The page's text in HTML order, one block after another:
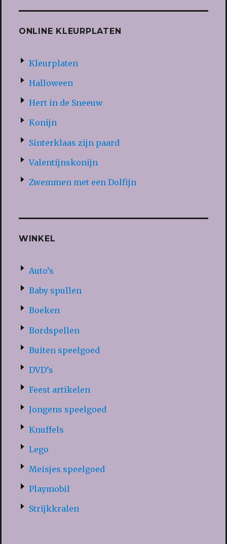
ONLINE KLEURPLATEN
Kleurplaten
Halloween
Hert in de Sneeuw
Konijn
Sinterklaas zijn paard
Valentijnskonijn
Zwemmen met een Dolfijn
WINKEL
Auto’s
Baby spullen
Boeken
Bordspellen
Buiten speelgoed
DVD’s
Feest artikelen
Jongens speelgoed
Knuffels
Lego
Meisjes speelgoed
Playmobil
Strijkkralen